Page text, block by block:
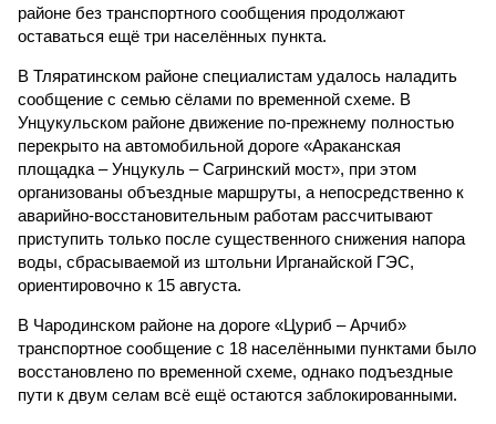
районе без транспортного сообщения продолжают
оставаться ещё три населённых пункта.
В Тляратинском районе специалистам удалось наладить
сообщение с семью сёлами по временной схеме. В
Унцукульском районе движение по-прежнему полностью
перекрыто на автомобильной дороге «Араканская
площадка – Унцукуль – Сагринский мост», при этом
организованы объездные маршруты, а непосредственно к
аварийно-восстановительным работам рассчитывают
приступить только после существенного снижения напора
воды, сбрасываемой из штольни Ирганайской ГЭС,
ориентировочно к 15 августа.
В Чародинском районе на дороге «Цуриб – Арчиб»
транспортное сообщение с 18 населёнными пунктами было
восстановлено по временной схеме, однако подъездные
пути к двум селам всё ещё остаются заблокированными.